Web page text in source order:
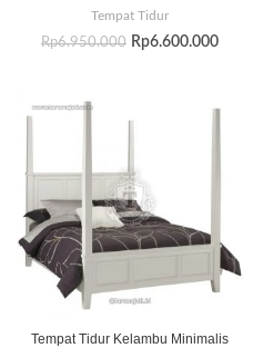
Tempat Tidur
Rp6.950.000 Rp6.600.000
Tempat Tidur Kelambu Minimalis